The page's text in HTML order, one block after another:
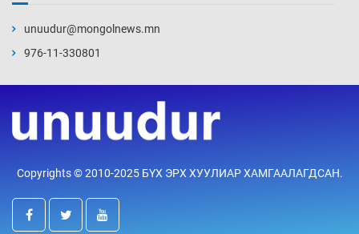
9 цаг 7 мин
9 цаг 22 мин
бүртгэлийг энэ баасан гарагт эхлүүлнэ
9 цаг 37 мин
unuudur@mongolnews.mn
976-11-330801
Copyrights © 2010-2025 БҮХ ЭРХ ХУУЛИАР ХАМГААЛАГДСАН.